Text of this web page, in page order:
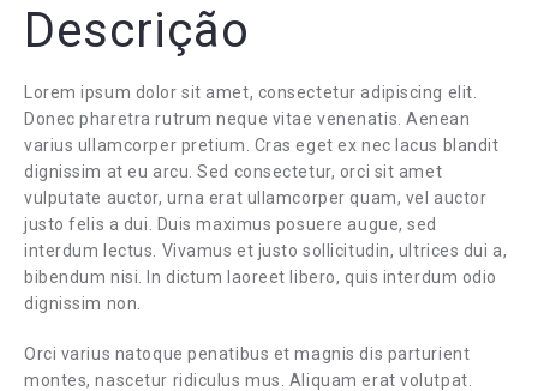
Descrição
Lorem ipsum dolor sit amet, consectetur adipiscing elit.
Donec pharetra rutrum neque vitae venenatis. Aenean
varius ullamcorper pretium. Cras eget ex nec lacus blandit
dignissim at eu arcu. Sed consectetur, orci sit amet
vulputate auctor, urna erat ullamcorper quam, vel auctor
justo felis a dui. Duis maximus posuere augue, sed
interdum lectus. Vivamus et justo sollicitudin, ultrices dui a,
bibendum nisi. In dictum laoreet libero, quis interdum odio
dignissim non.
Orci varius natoque penatibus et magnis dis parturient
montes, nascetur ridiculus mus. Aliquam erat volutpat.